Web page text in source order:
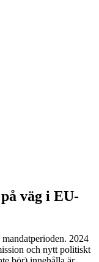
väg i EU-
2024
och nytt politiskt